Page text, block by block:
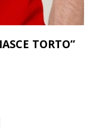
TORTO”